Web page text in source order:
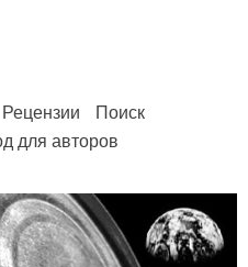
Рецензии
Поиск
для авторов